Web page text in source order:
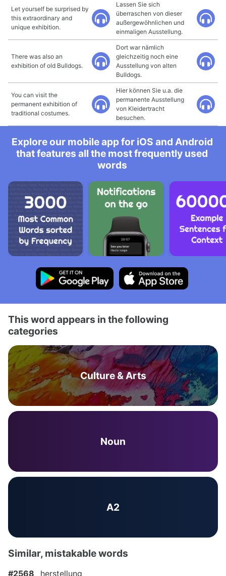
Let yourself be surprised by
this extraordinary and
unique exhibition.
Lassen Sie sich
überraschen von dieser
außergewöhnlichen und
einmaligen Ausstellung.
There was also an
exhibition of old Bulldogs.
Dort war nämlich
gleichzeitig noch eine
Ausstellung von alten
Bulldogs.
You can visit the
permanent exhibition of
traditional costumes.
Hier können Sie u.a. die
permanente Ausstellung
von Kleidertracht
besuchen.
Explore our mobile app for iOS and Android
that features all the most frequently used
words
This word appears in the following
categories
Culture & Arts
Noun
A2
Similar, mistakable words
#2568 herstellung